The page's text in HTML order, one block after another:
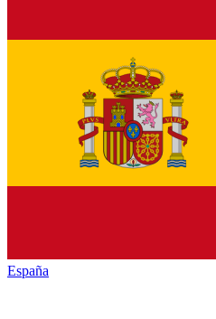
España